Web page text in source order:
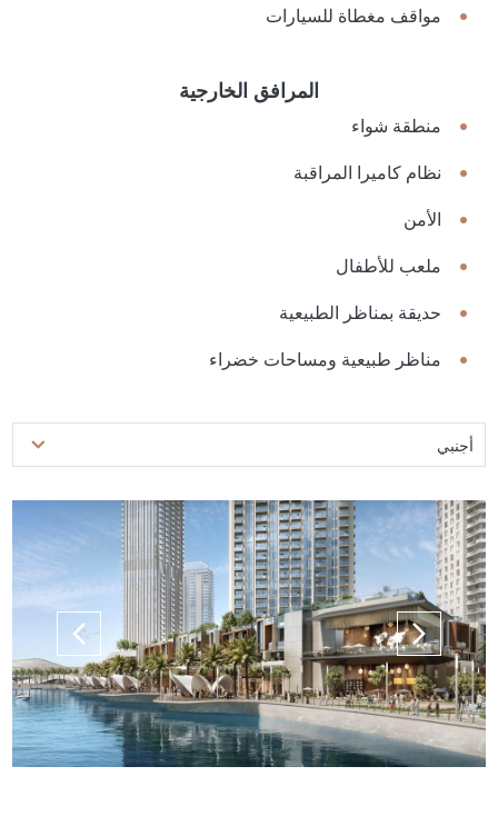
مواقف مغطاة للسيارات
المرافق الخارجية
منطقة شواء
نظام كاميرا المراقبة
الأمن
ملعب للأطفال
حديقة بمناظر الطبيعية
مناظر طبيعية ومساحات خضراء
أجنبي